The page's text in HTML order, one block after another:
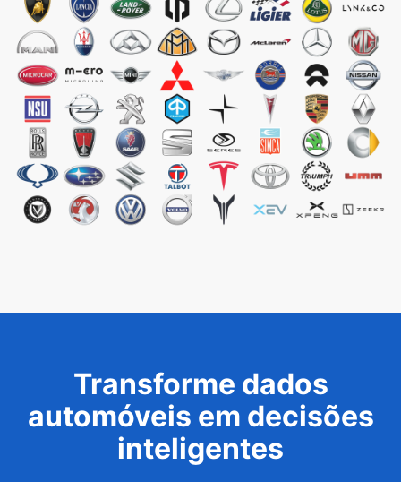
Transforme dados
automóveis em decisões
inteligentes